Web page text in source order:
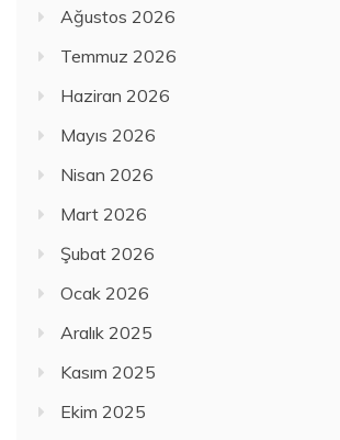
Ağustos 2026
Temmuz 2026
Haziran 2026
Mayıs 2026
Nisan 2026
Mart 2026
Şubat 2026
Ocak 2026
Aralık 2025
Kasım 2025
Ekim 2025